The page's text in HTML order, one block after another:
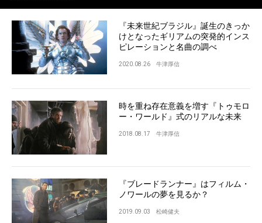
『未来世紀ブラジル』誕生のきっか
けとなったギリアムの突発的インス
ピレーションと名曲の調べ
2020.08.26 牛津厚信
時を重ね存在意義を増す『トゥモロ
ー・ワールド』式のリアルな未来
2018.08.17 牛津厚信
『ブレードランナー』はフィルム・
ノワールの夢を見るか？
2019.09.03 松崎健夫